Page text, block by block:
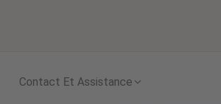
Contact Et Assistance